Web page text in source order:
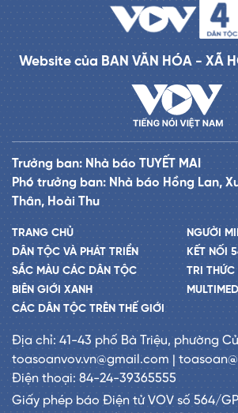
Website của BAN VĂN HÓA - XÃ
Trưởng ban: Nhà báo TUYẾT MAI
Phó trưởng ban: Nhà báo Hồng Lan,
Thân, Hoài Thu
TRANG CHỦ
DÂN TỘC VÀ PHÁT TRIỂN
SẮC MÀU CÁC DÂN TỘC
BIÊN GIỚI XANH
CÁC DÂN TỘC TRÊN THẾ GIỚI
NGƯỜI
KẾT NỐI
TRI
Địa chỉ: 41-43 phố Bà Triệu, phường
toasoanvov.vn@gmail.com |
Điện thoại: 84-24-39365555
Giấy phép báo Điện tử VOV số 564/